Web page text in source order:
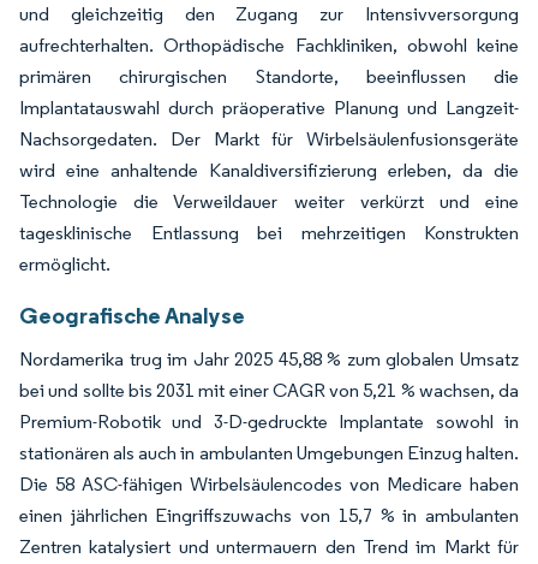
und gleichzeitig den Zugang zur Intensivversorgung
aufrechterhalten. Orthopädische Fachkliniken, obwohl keine
primären chirurgischen Standorte, beeinflussen die
Implantatauswahl durch präoperative Planung und Langzeit-
Nachsorgedaten. Der Markt für Wirbelsäulenfusionsgeräte
wird eine anhaltende Kanaldiversifizierung erleben, da die
Technologie die Verweildauer weiter verkürzt und eine
tagesklinische Entlassung bei mehrzeitigen Konstrukten
ermöglicht.
Geografische Analyse
Nordamerika trug im Jahr 2025 45,88 % zum globalen Umsatz
bei und sollte bis 2031 mit einer CAGR von 5,21 % wachsen, da
Premium-Robotik und 3-D-gedruckte Implantate sowohl in
stationären als auch in ambulanten Umgebungen Einzug halten.
Die 58 ASC-fähigen Wirbelsäulencodes von Medicare haben
einen jährlichen Eingriffszuwachs von 15,7 % in ambulanten
Zentren katalysiert und untermauern den Trend im Markt für